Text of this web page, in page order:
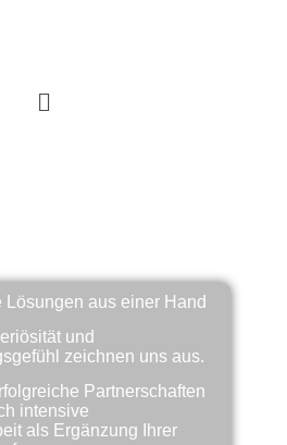
Lösungen aus einer Hand
und
zeichnen uns aus.
Partnerschaften
intensive
als Ergänzung Ihrer